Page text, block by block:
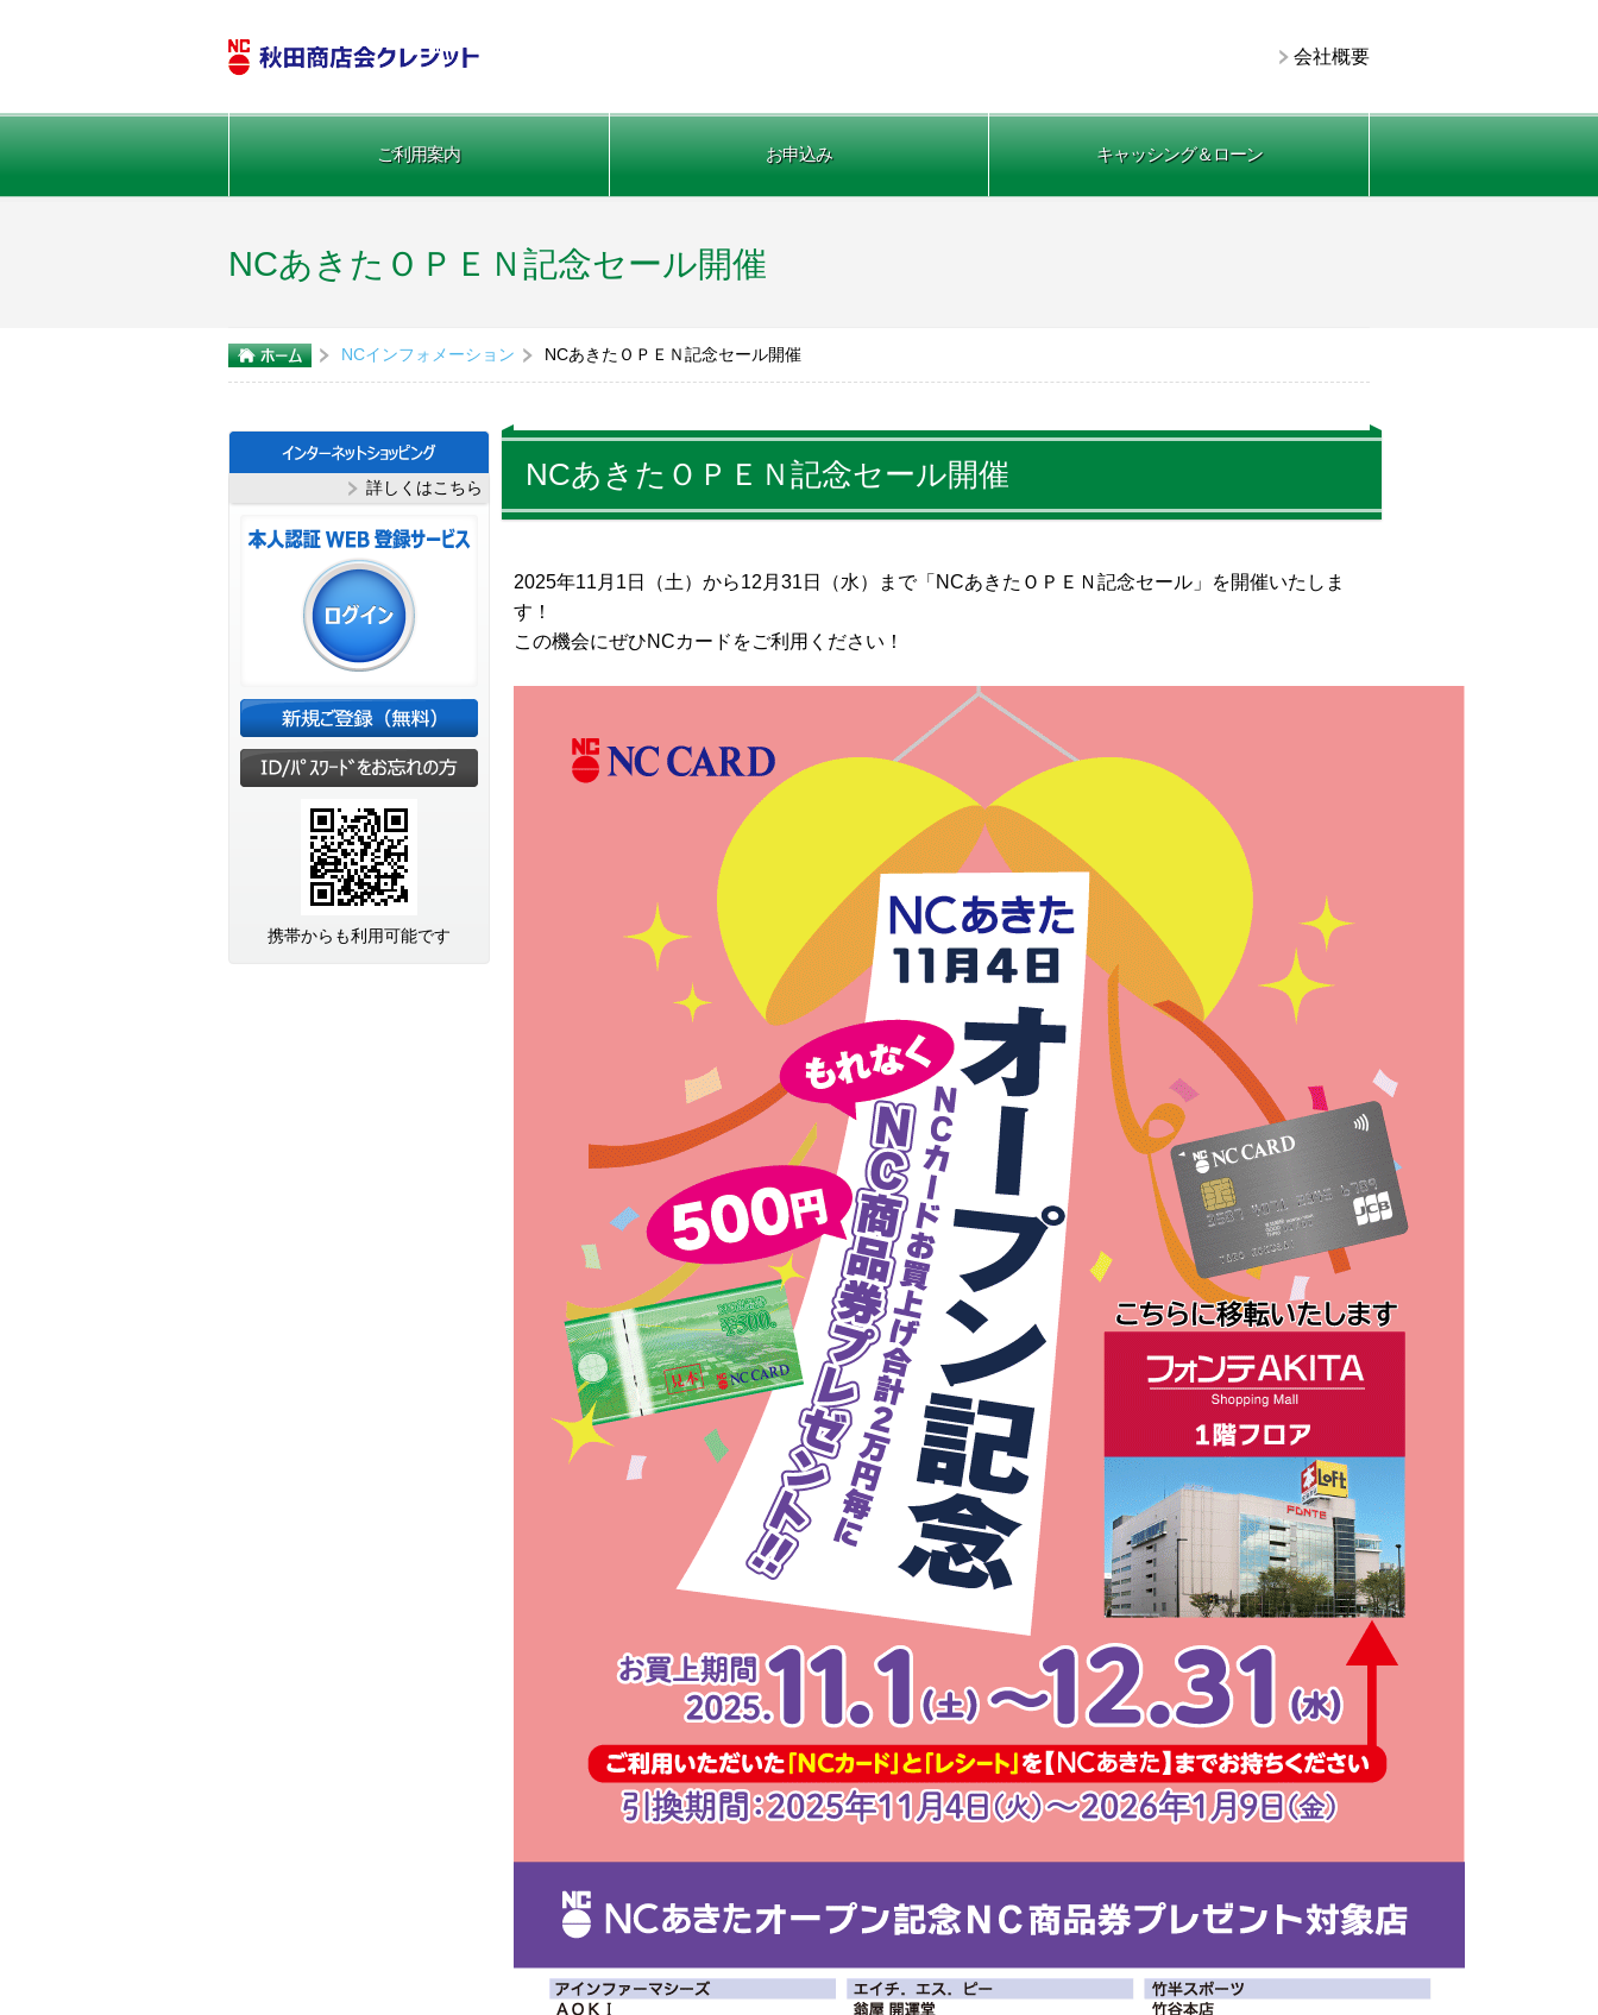
会社概要
ご利用案内 お申込み キャッシング＆ローン
NCあきたＯＰＥＮ記念セール開催
NCインフォメーション NCあきたＯＰＥＮ記念セール開催
詳しくはこちら
携帯からも利用可能です
NCあきたＯＰＥＮ記念セール開催
2025年11月1日（土）から12月31日（水）まで「NCあきたＯＰＥＮ記念セール」を開催いたしま
す！
この機会にぜひNCカードをご利用ください！